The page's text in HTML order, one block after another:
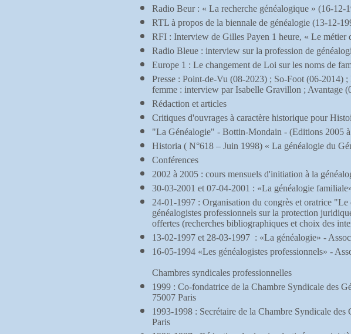
Radio Beur : « La recherche généalogique » (16-12-
RTL à propos de la biennale de généalogie (13-12-
RFI : Interview de Gilles Payen 1 heure, « Le métier
Radio Bleue : interview sur la profession de
Europe 1 : Le changement de Loi sur les noms de
Presse : Point-de-Vu (08-2023) ; So-Foot (06-2014)
femme : interview par Isabelle Gravillon ; Avantage
Rédaction et articles
Critiques d'ouvrages à caractère historique pour
"La Généalogie" - Bottin-Mondain - (Editions 2005
Historia ( N°618 – Juin 1998) « La généalogie du
Conférences
2002 à 2005 : cours mensuels d'initiation à la
30-03-2001 et 07-04-2001 : «La généalogie
24-01-1997 : Organisation du congrès et oratrice
généalogistes professionnels sur la protection
offertes (recherches bibliographiques et choix des
13-02-1997 et 28-03-1997 : «La généalogie» -
16-05-1994 «Les généalogistes professionnels» -
Chambres syndicales professionnelles
1999 : Co-fondatrice de la Chambre Syndicale des
75007 Paris
1993-1998 : Secrétaire de la Chambre Syndicale des
Paris